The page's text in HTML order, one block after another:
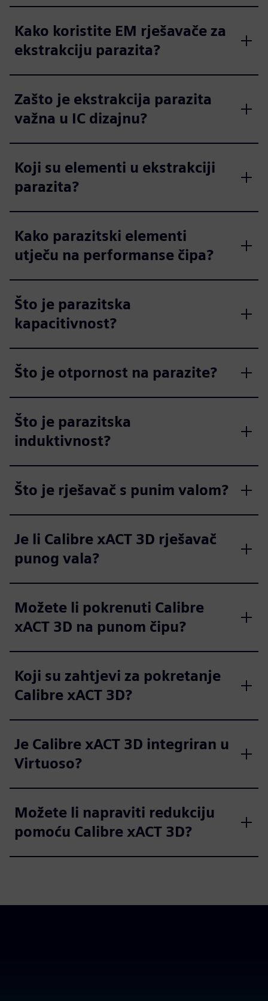
Kako koristite EM rješavače za
ekstrakciju parazita?
Zašto je ekstrakcija parazita
važna u IC dizajnu?
Koji su elementi u ekstrakciji
parazita?
Kako parazitski elementi
utječu na performanse čipa?
Što je parazitska
kapacitivnost?
Što je otpornost na parazite?
Što je parazitska
induktivnost?
Što je rješavač s punim valom?
Je li Calibre xACT 3D rješavač
punog vala?
Možete li pokrenuti Calibre
xACT 3D na punom čipu?
Koji su zahtjevi za pokretanje
Calibre xACT 3D?
Je Calibre xACT 3D integriran u
Virtuoso?
Možete li napraviti redukciju
pomoću Calibre xACT 3D?